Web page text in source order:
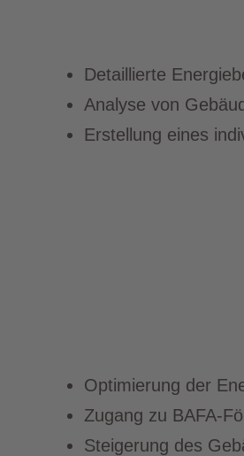
Detaillierte
Analyse von
Erstellung eines
Optimierung der
Zugang zu BAFA-
Steigerung des